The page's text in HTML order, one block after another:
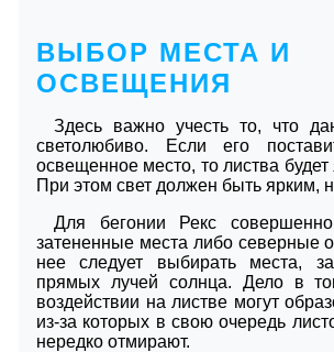
ВЫБОР МЕСТА И
ОСВЕЩЕНИЯ
Здесь важно учесть то, что
светолюбиво. Если его
освещенное место, то листва будет
При этом свет должен быть ярким,
Для бегонии Рекс
затененные места либо северные
нее следует выбирать места,
прямых лучей солнца. Дело в
воздействии на листве могут
из-за которых в свою очередь
нередко отмирают.